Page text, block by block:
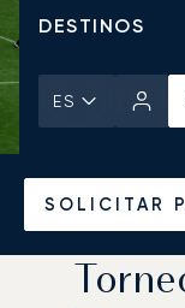
DESTINOS
ES
SOLICITAR